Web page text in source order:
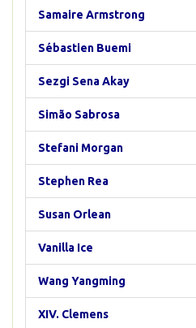
Samaire Armstrong
Sébastien Buemi
Sezgi Sena Akay
Simão Sabrosa
Stefani Morgan
Stephen Rea
Susan Orlean
Vanilla Ice
Wang Yangming
XIV. Clemens